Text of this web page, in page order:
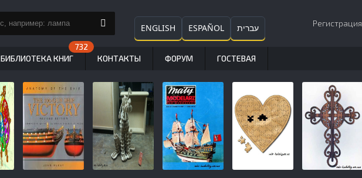
ENGLISH ESPAÑOL עברית Регистрация
БИБЛИОТЕКА КНИГ КОНТАКТЫ ФОРУМ ГОСТЕВАЯ